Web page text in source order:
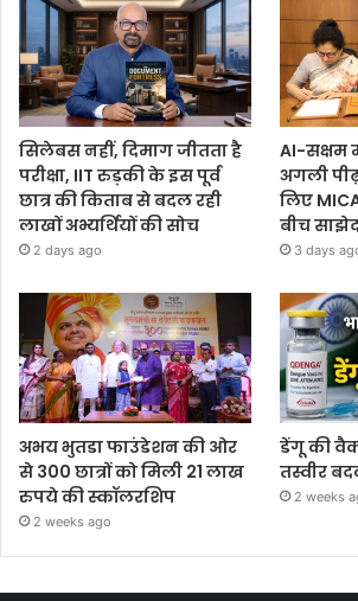
सिलेबस नहीं, दिमाग जीतता है
परीक्षा, IIT रुड़की के इस पूर्व
छात्र की किताब से बदल रही
लाखों अभ्यर्थियों की सोच
2 days ago
AI-सक्षम
अगली
लिए
बीच
3 days
अभय भुतडा फाउंडेशन की ओर
से 300 छात्रों को मिली 21 लाख
रुपये की स्कॉलरशिप
2 weeks ago
डेंगू की
तस्वीर
2 weeks